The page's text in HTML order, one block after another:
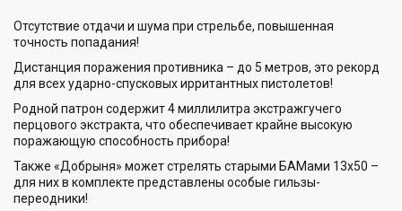
Отсутствие отдачи и шума при стрельбе, повышенная
точность попадания!
Дистанция поражения противника – до 5 метров, это рекорд
для всех ударно-спусковых ирритантных пистолетов!
Родной патрон содержит 4 миллилитра экстражгучего
перцового экстракта, что обеспечивает крайне высокую
поражающую способность прибора!
Также «Добрыня» может стрелять старыми БАМами 13х50 –
для них в комплекте представлены особые гильзы-
переодники!